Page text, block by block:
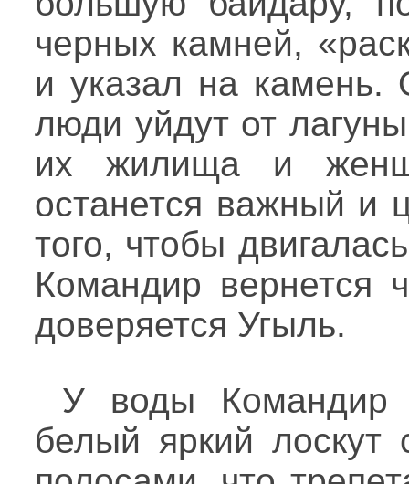
черных камней,
и указал на камень.
люди уйдут от
их жилища и
останется важный и
того, чтобы
Командир вернется
доверяется Угыль.
У воды Командир
белый яркий